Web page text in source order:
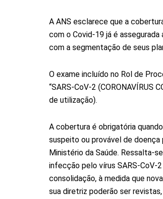
A ANS esclarece que a
com o Covid-19 já é
com a segmentação de seus
O exame incluído no Rol de
“SARS-CoV-2 (CORONAVÍRUS
de utilização).
A cobertura é obrigatória
suspeito ou provável de
Ministério da Saúde. Ressalta-
infecção pelo vírus SARS-CoV-
consolidação, à medida que
sua diretriz poderão ser